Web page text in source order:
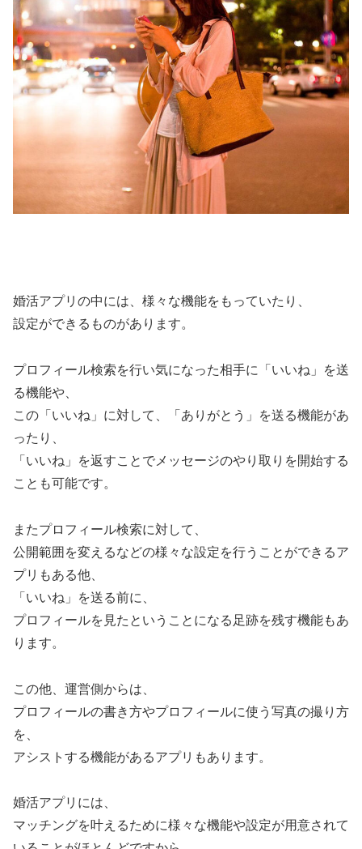
婚活アプリの中には、様々な機能をもっていたり、
設定ができるものがあります。
プロフィール検索を行い気になった相手に「いいね」を送
る機能や、
この「いいね」に対して、「ありがとう」を送る機能があ
ったり、
「いいね」を返すことでメッセージのやり取りを開始する
ことも可能です。
またプロフィール検索に対して、
公開範囲を変えるなどの様々な設定を行うことができるア
プリもある他、
「いいね」を送る前に、
プロフィールを見たということになる足跡を残す機能もあ
ります。
この他、運営側からは、
プロフィールの書き方やプロフィールに使う写真の撮り方
を、
アシストする機能があるアプリもあります。
婚活アプリには、
マッチングを叶えるために様々な機能や設定が用意されて